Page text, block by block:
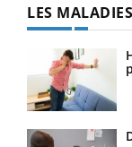
LES MALADIES